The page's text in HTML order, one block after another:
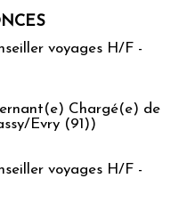
voyages H/F -
Chargé(e) de
Evry (91))
voyages H/F -